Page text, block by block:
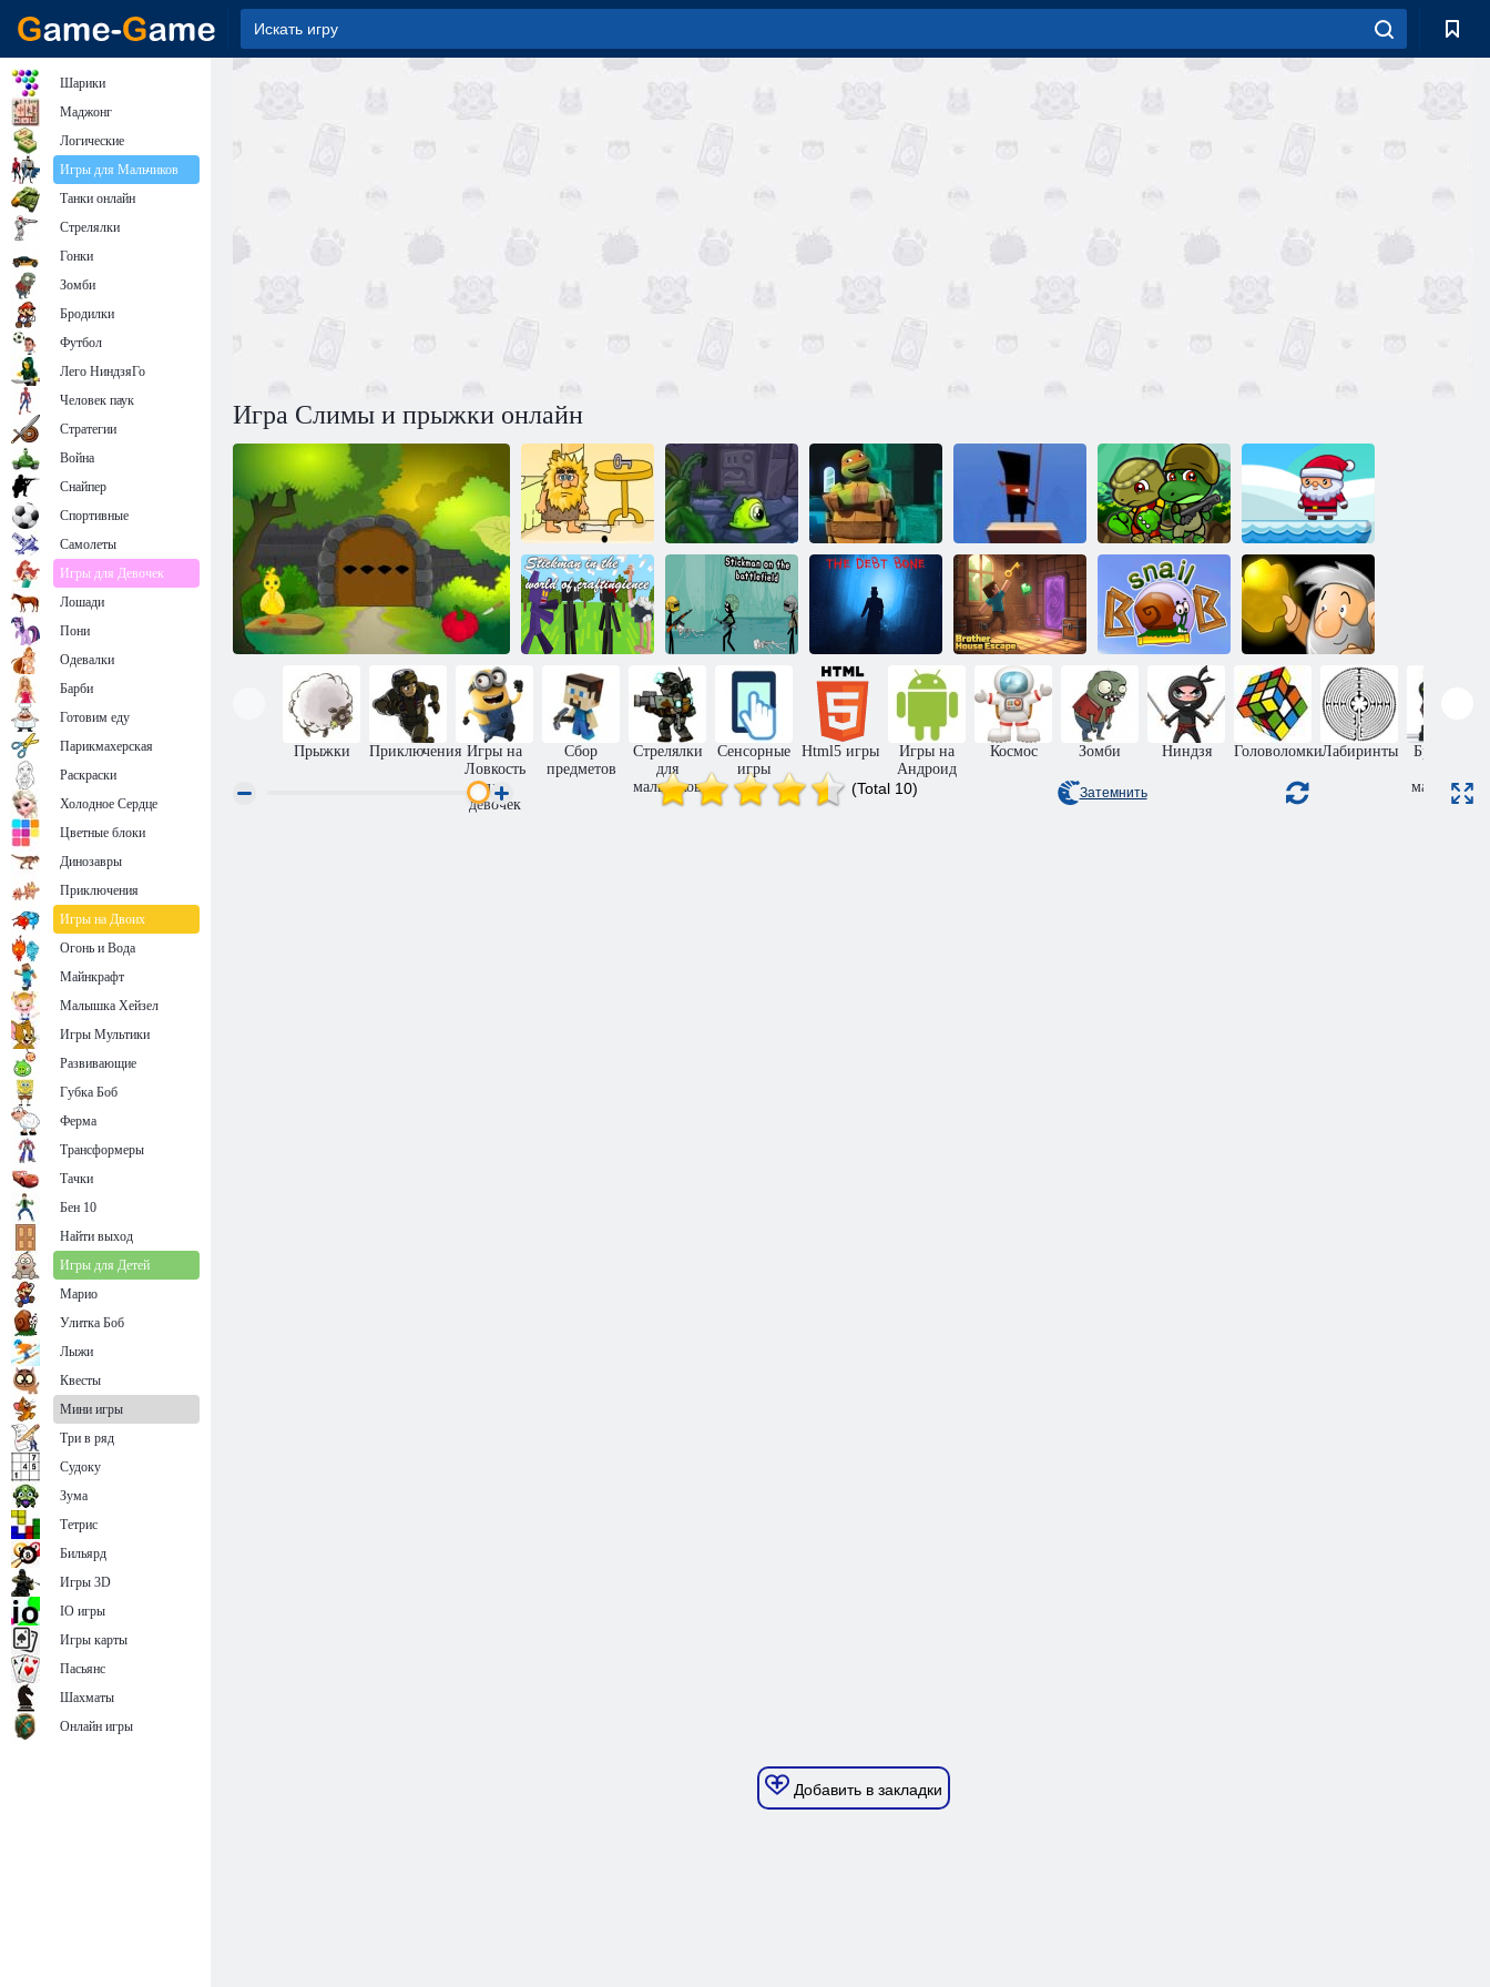
Игра Слимы и прыжки онлайн
Адам и Ева 3
Трансморферы
3
(Приключения
трансморфера
нямчика 3)
Черепашки-
ниндзя:
Собирай и
властвуй
Помешанный
на палке
Приключения
дино отряда
Рождественское
приключение
Стикмен в
мире крафта
Стикмен на
поле боя
Долговая кость
Побег из дома
брата
Улитка Боб 1 Золотоискатель
Прыжки Приключения Игры на
Ловкость
для
девочек
Сбор
предметов
Стрелялки
для
мальчиков
Сенсорные
игры
Html5 игры
Игры на
Андроид
Космос Зомби Ниндзя ГоловоломкиЛабиринты
Бродилки
мальчиков
(Total 10) Затемнить
Добавить в закладки
Шарики
Маджонг
Логические
Игры для Мальчиков
Танки онлайн
Стрелялки
Гонки
Зомби
Бродилки
Футбол
Лего НиндзяГо
Человек паук
Стратегии
Война
Снайпер
Спортивные
Самолеты
Игры для Девочек
Лошади
Пони
Одевалки
Барби
Готовим еду
Парикмахерская
Раскраски
Холодное Сердце
Цветные блоки
Динозавры
Приключения
Игры на Двоих
Огонь и Вода
Майнкрафт
Малышка Хейзел
Игры Мультики
Развивающие
Губка Боб
Ферма
Трансформеры
Тачки
Бен 10
Найти выход
Игры для Детей
Марио
Улитка Боб
Лыжи
Квесты
Мини игры
Три в ряд
Судоку
Зума
Тетрис
Бильярд
Игры 3D
IO игры
Игры карты
Пасьянс
Шахматы
Онлайн игры